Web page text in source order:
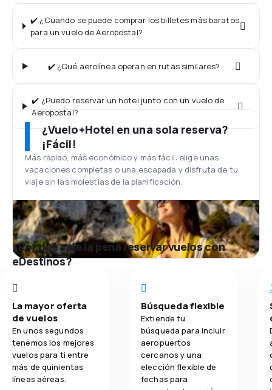
✔️ ¿Cuándo se puede comprar los billetes más baratos
para un vuelo de Aeropostal?
✔️ ¿Qué aerolínea operan en rutas similares?
✔️ ¿Puedo reservar un hotel junto con un vuelo de
Aeropostal?
¿Vuelo+Hotel en una sola reserva?
¡Fácil!
Más rápido, más económico y más fácil: elige unas
vacaciones completas o una escapada y disfruta de tu
viaje sin las molestias de la planificación.
¿Por qué vale la pena reservar vuelos con
eDestinos?
La mayor oferta
de vuelos
En unos segundos
tenemos los mejores
vuelos para ti entre
más de quinientas
líneas aéreas.
Búsqueda flexible
Extiende tu
búsqueda para incluir
aeropuertos
cercanos y una
elección flexible de
fechas para